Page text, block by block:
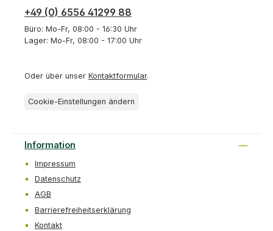
+49 (0) 6556 41299 88
Büro: Mo-Fr, 08:00 - 16:30 Uhr
Lager: Mo-Fr, 08:00 - 17:00 Uhr
Oder über unser Kontaktformular.
Cookie-Einstellungen ändern
Information
Impressum
Datenschutz
AGB
Barrierefreiheitserklärung
Kontakt